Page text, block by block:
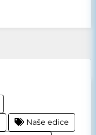
Naše edice